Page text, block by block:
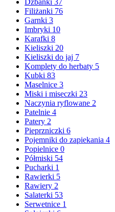
Dzbanki 37
Filiżanki 76
Garnki 3
Imbryki 10
Karafki 8
Kieliszki 20
Kieliszki do jaj 7
Komplety do herbaty 5
Kubki 83
Maselnice 3
Miski i miseczki 23
Naczynia ryflowane 2
Patelnie 4
Patery 2
Pieprzniczki 6
Pojemniki do zapiekania 4
Popielnice 0
Półmiski 54
Pucharki 1
Rawierki 5
Rawiery 2
Salaterki 53
Serwetnice 1